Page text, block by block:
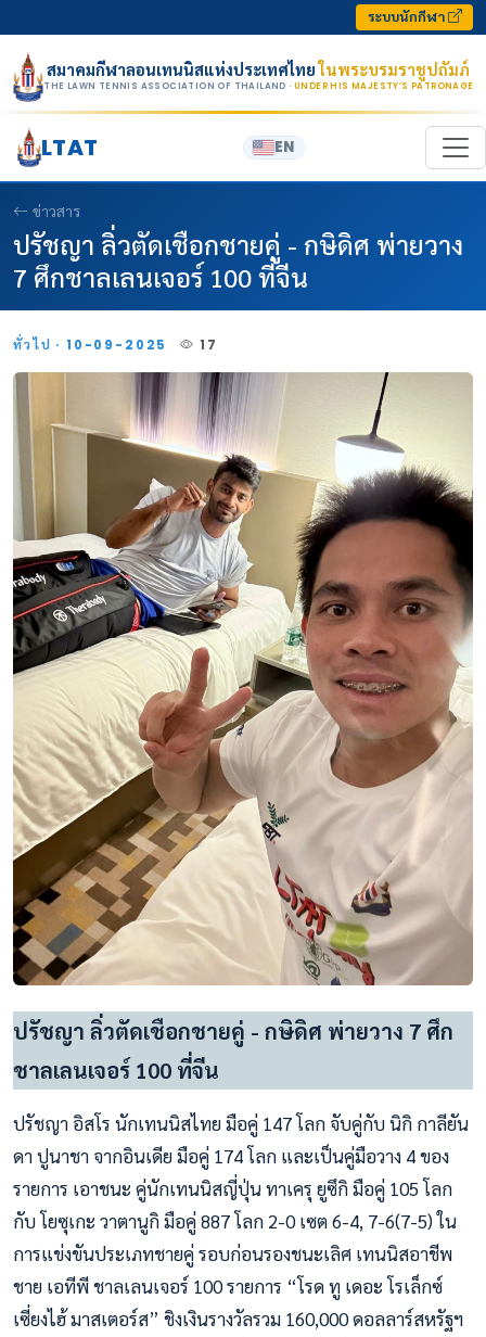
ระบบนักกีฬา
สมาคมกีฬาลอนเทนนิสแห่งประเทศไทยในพระบรมราชูปถัมภ์
THE LAWN TENNIS ASSOCIATION OF THAILAND · UNDER HIS MAJESTY’S PATRONAGE
LTAT EN
ข่าวสาร
ปรัชญา ลิ่วตัดเชือกชายคู่ - กษิดิศ พ่ายวาง
7 ศึกชาลเลนเจอร์ 100 ที่จีน
ทั่วไป · 10-09-2025 17
ปรัชญา ลิ่วตัดเชือกชายคู่ - กษิดิศ พ่ายวาง 7 ศึก
ชาลเลนเจอร์ 100 ที่จีน
ปรัชญา อิสโร นักเทนนิสไทย มือคู่ 147 โลก จับคู่กับ นิกิ กาลียัน
ดา ปูนาชา จากอินเดีย มือคู่ 174 โลก และเป็นคู่มือวาง 4 ของ
รายการ เอาชนะ คู่นักเทนนิสญี่ปุ่น ทาเครุ ยูซึกิ มือคู่ 105 โลก
กับ โยซุเกะ วาตานูกิ มือคู่ 887 โลก 2-0 เซต 6-4, 7-6(7-5) ใน
การแข่งขันประเภทชายคู่ รอบก่อนรองชนะเลิศ เทนนิสอาชีพ
ชาย เอทีพี ชาลเลนเจอร์ 100 รายการ “โรด ทู เดอะ โรเล็กซ์
เซี่ยงไฮ้ มาสเตอร์ส” ชิงเงินรางวัลรวม 160,000 ดอลลาร์สหรัฐฯ